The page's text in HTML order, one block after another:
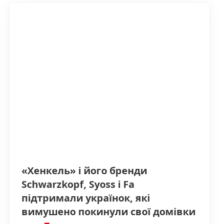
«Хенкель» і його бренди
Schwarzkopf, Syoss і Fa
підтримали українок, які
вимушено покинули свої домівки